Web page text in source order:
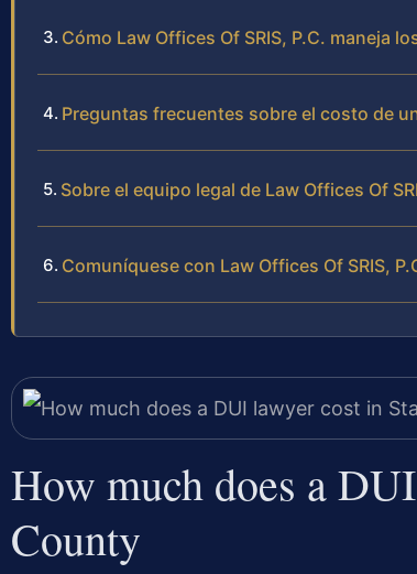
Cómo Law Offices Of SRIS, P.C. maneja
Preguntas frecuentes sobre el costo de
Sobre el equipo legal de Law Offices Of
Comuníquese con Law Offices Of SRIS,
How much does a
County